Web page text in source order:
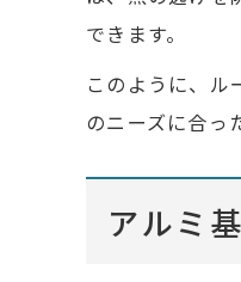
できます。
このように、ル
のニーズに合っ
アルミ